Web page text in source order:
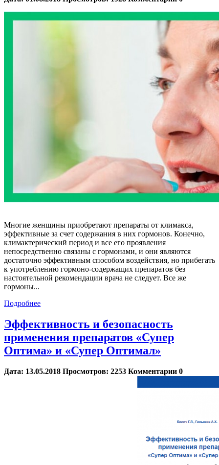
Многие женщины приобретают препараты от климакса,
эффективные за счет содержания в них гормонов. Конечно,
климактерический период и все его проявления
непосредственно связаны с гормонами, и они являются
достаточно эффективным способом воздействия, но прибегать
к употреблению гормоно-содержащих препаратов без
настоятельной рекомендации врача не следует. Все же
гормоны...
Подробнее
Эффективность и безопасность
применения препаратов «Супер
Оптима» и «Супер Оптимал»
Дата: 13.05.2018 Просмотров: 2253 Комментарии 0